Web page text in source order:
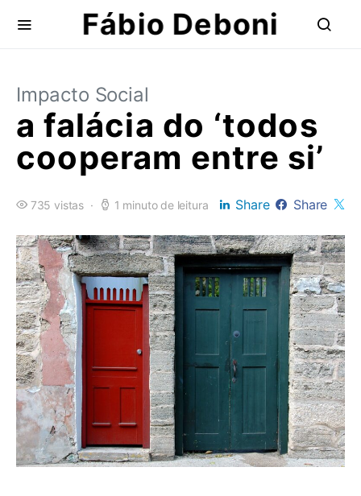
Fábio Deboni
Impacto Social
a falácia do ‘todos
cooperam entre si’
735 vistas 1 minuto de leitura Share Share